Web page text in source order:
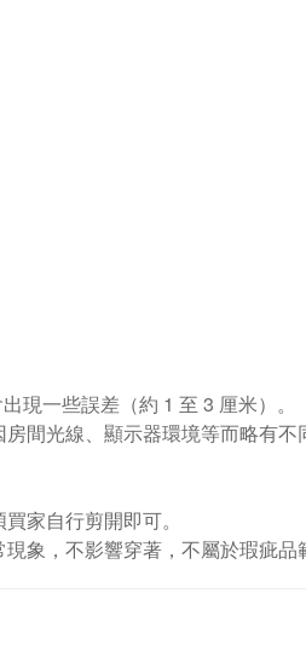
現一些誤差（約 1 至 3 厘米）。
間光線、顯示器環境等而略有不
家自行剪開即可。
象，不影響穿著，不屬於瑕疵品